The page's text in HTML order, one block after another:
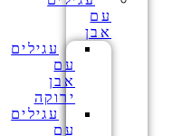
עם
אבן
עגילים
עם
אבן
ירוקה
עגילים
עם